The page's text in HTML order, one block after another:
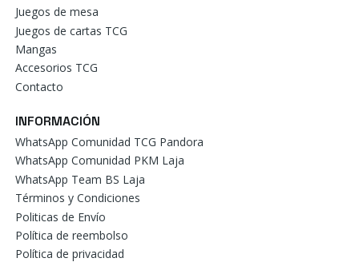
Juegos de mesa
Juegos de cartas TCG
Mangas
Accesorios TCG
Contacto
INFORMACIÓN
WhatsApp Comunidad TCG Pandora
WhatsApp Comunidad PKM Laja
WhatsApp Team BS Laja
Términos y Condiciones
Politicas de Envío
Política de reembolso
Política de privacidad